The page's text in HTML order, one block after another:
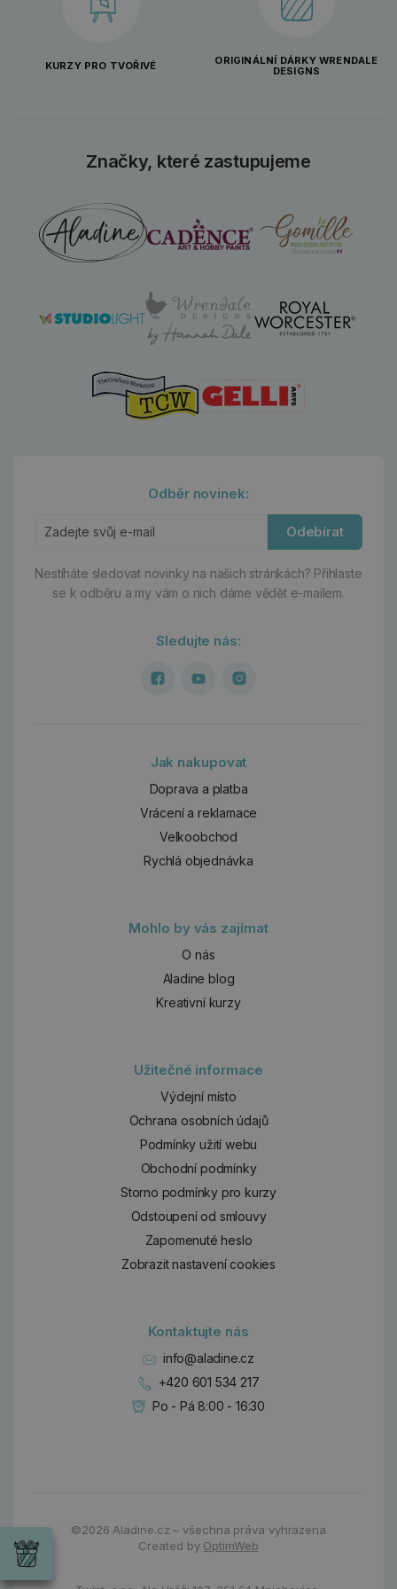
KURZY PRO TVOŘIVÉ
ORIGINÁLNÍ DÁRKY WRENDALE
DESIGNS
Značky, které zastupujeme
Odběr novinek:
Odebírat
Nestíháte sledovat novinky na našich stránkách? Přihlaste
se k odběru a my vám o nich dáme vědět e-mailem.
Sledujte nás:
Jak nakupovat
Doprava a platba
Vrácení a reklamace
Velkoobchod
Rychlá objednávka
Mohlo by vás zajímat
O nás
Aladine blog
Kreativní kurzy
Užitečné informace
Výdejní místo
Ochrana osobních údajů
Podmínky užití webu
Obchodní podmínky
Storno podmínky pro kurzy
Odstoupení od smlouvy
Zapomenuté heslo
Zobrazit nastavení cookies
Kontaktujte nás
info@aladine.cz
+420 601 534 217
Po - Pá 8:00 - 16:30
©2026 Aladine.cz – všechna práva vyhrazena
Created by OptimWeb
Wrendale
Chci si vybrat